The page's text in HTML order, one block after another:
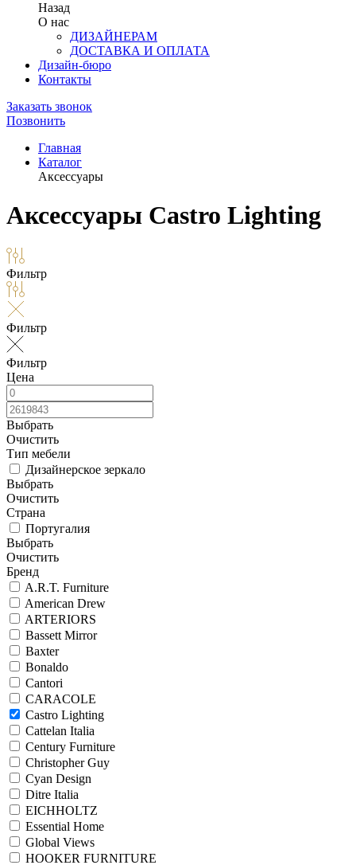
Назад
О нас
ДИЗАЙНЕРАМ
ДОСТАВКА И ОПЛАТА
Дизайн-бюро
Контакты
Заказать звонок
Позвонить
Главная
Каталог
Аксессуары
Аксессуары Castro Lighting
Фильтр
Фильтр
Фильтр
Цена
Выбрать
Очистить
Тип мебели
Дизайнерское зеркало
Выбрать
Очистить
Страна
Португалия
Выбрать
Очистить
Бренд
A.R.T. Furniture
American Drew
ARTERIORS
Bassett Mirror
Baxter
Bonaldo
Cantori
CARACOLE
Castro Lighting
Cattelan Italia
Century Furniture
Christopher Guy
Cyan Design
Ditre Italia
EICHHOLTZ
Essential Home
Global Views
HOOKER FURNITURE